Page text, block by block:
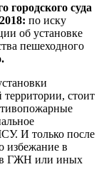
городского суда
по иску
об установке
пешеходного
стоит
И только после
избежание в
ГЖН или иных